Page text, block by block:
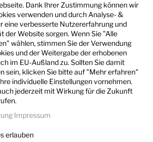
53 25
kreuzberg.de
Dank Ihrer Zustimmung können wir
verwenden und durch Analyse- &
eine verbesserte Nutzererfahrung und
der Website sorgen. Wenn Sie "Alle
wählen, stimmen Sie der Verwendung
und der Weitergabe der erhobenen
im EU-Außland zu. Sollten Sie damit
sein, klicken Sie bitte auf "Mehr erfahren"
individuelle Einstellungen vornehmen.
jederzeit mit Wirkung für die Zukunft
Impressum
erlauben